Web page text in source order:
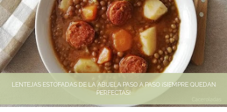
LENTEJAS ESTOFADAS DE LA ABUELA PASO A PASO ¡SIEMPRE QUEDAN
PERFECTAS!